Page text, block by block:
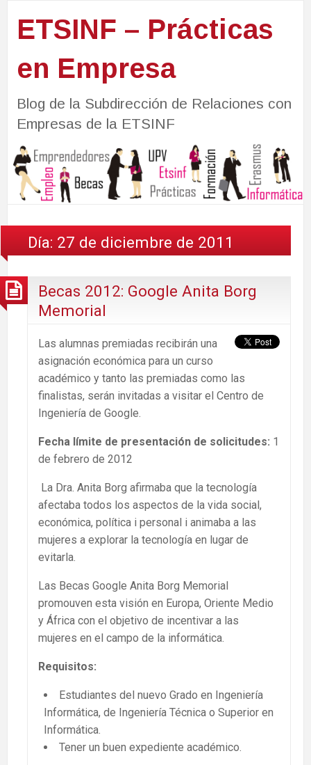
ETSINF – Prácticas
en Empresa
Blog de la Subdirección de Relaciones con
Empresas de la ETSINF
Día: 27 de diciembre de 2011
Becas 2012: Google Anita Borg
Memorial
Las alumnas premiadas recibirán una
asignación económica para un curso
académico y tanto las premiadas como las
finalistas, serán invitadas a visitar el Centro de
Ingeniería de Google.
Fecha límite de presentación de solicitudes: 1
de febrero de 2012
La Dra. Anita Borg afirmaba que la tecnología
afectaba todos los aspectos de la vida social,
económica, política i personal i animaba a las
mujeres a explorar la tecnología en lugar de
evitarla.
Las Becas Google Anita Borg Memorial
promouven esta visión en Europa, Oriente Medio
y África con el objetivo de incentivar a las
mujeres en el campo de la informática.
Requisitos:
Estudiantes del nuevo Grado en Ingeniería
Informática, de Ingeniería Técnica o Superior en
Informática.
Tener un buen expediente académico.